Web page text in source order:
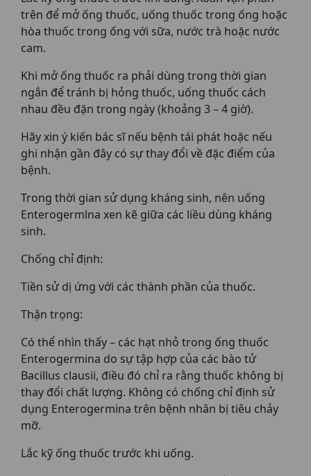
trên để mở ống thuốc, uống thuốc trong ống hoặc
hòa thuốc trong ống với sữa, nước trà hoặc nước
cam.
Khi mở ống thuốc ra phải dùng trong thời gian
ngắn để tránh bị hỏng thuốc, uống thuốc cách
nhau đều đặn trong ngày (khoảng 3 – 4 giờ).
Hãy xin ý kiến bác sĩ nếu bệnh tái phát hoặc nếu
ghi nhận gần đây có sự thay đổi về đặc điểm của
bệnh.
Trong thời gian sử dụng kháng sinh, nên uống
Enterogermlna xen kẽ giữa các liều dùng kháng
sinh.
Chống chỉ định:
Tiền sử dị ứng với các thành phần của thuốc.
Thận trọng:
Có thể nhìn thấy – các hạt nhỏ trong ống thuốc
Enterogermina do sự tập hợp của các bào tử
Bacillus clausii, điều đó chỉ ra rằng thuốc không bị
thay đổi chất lượng. Không có chống chỉ định sử
dụng Enterogermina trên bệnh nhân bị tiêu chảy
mỡ.
Lắc kỹ ống thuốc trước khi uống.